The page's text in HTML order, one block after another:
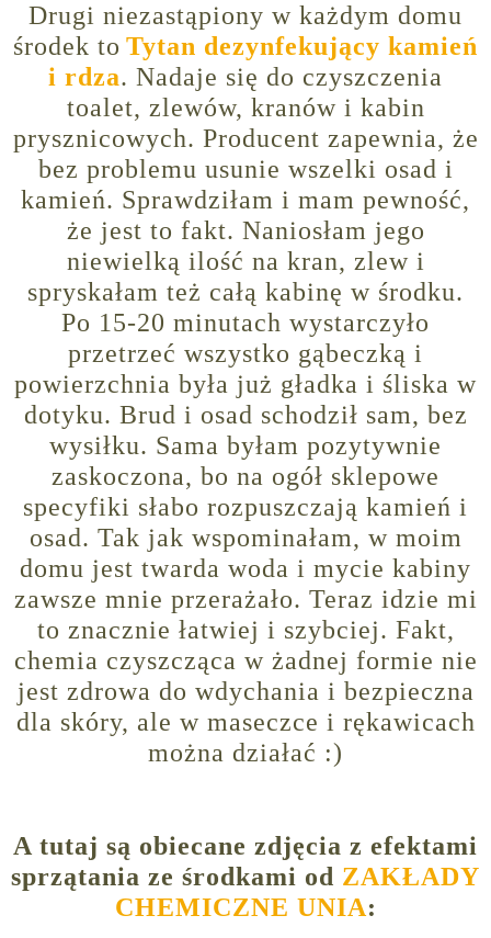
Drugi niezastąpiony w każdym domu
środek to Tytan dezynfekujący kamień
i rdza. Nadaje się do czyszczenia
toalet, zlewów, kranów i kabin
prysznicowych. Producent zapewnia, że
bez problemu usunie wszelki osad i
kamień. Sprawdziłam i mam pewność,
że jest to fakt. Naniosłam jego
niewielką ilość na kran, zlew i
spryskałam też całą kabinę w środku.
Po 15-20 minutach wystarczyło
przetrzeć wszystko gąbeczką i
powierzchnia była już gładka i śliska w
dotyku. Brud i osad schodził sam, bez
wysiłku. Sama byłam pozytywnie
zaskoczona, bo na ogół sklepowe
specyfiki słabo rozpuszczają kamień i
osad. Tak jak wspominałam, w moim
domu jest twarda woda i mycie kabiny
zawsze mnie przerażało. Teraz idzie mi
to znacznie łatwiej i szybciej. Fakt,
chemia czyszcząca w żadnej formie nie
jest zdrowa do wdychania i bezpieczna
dla skóry, ale w maseczce i rękawicach
można działać :)
A tutaj są obiecane zdjęcia z efektami
sprzątania ze środkami od ZAKŁADY
CHEMICZNE UNIA: